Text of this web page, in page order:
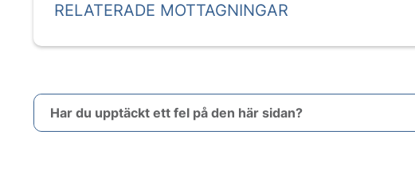
RELATERADE MOTTAGNINGAR
Har du upptäckt ett fel på den här sidan?